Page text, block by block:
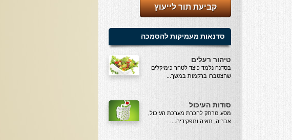
קביעת תור לייעוץ
סדנאות מעמיקות להסמכה
טיהור רעלים
בסדנה נלמד כיצד לטהר כימיקלים
שהצטברו ברקמות במשך...
סודות העיכול
מסע מרתק להכרת מערכת העיכול,
אבריה, תאיה ותפקידיה....